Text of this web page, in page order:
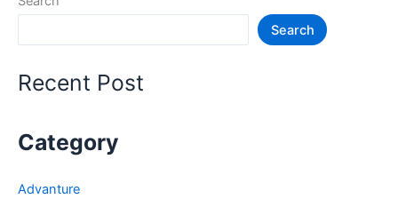
Thawe
Search
Recent Post
Category
Advanture